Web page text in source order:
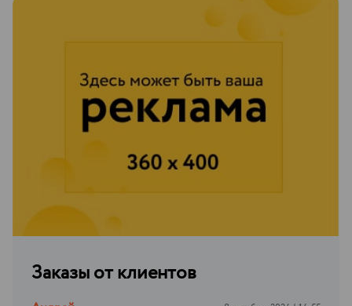
Заказы от клиентов